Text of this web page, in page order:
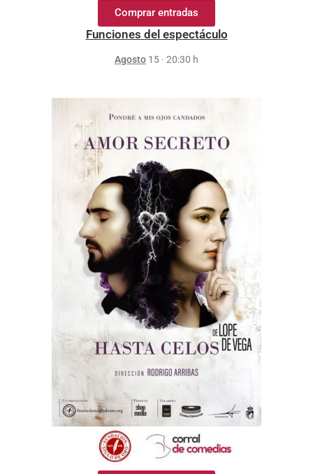
Comprar entradas
Funciones del espectáculo
Agosto 15 · 20:30 h